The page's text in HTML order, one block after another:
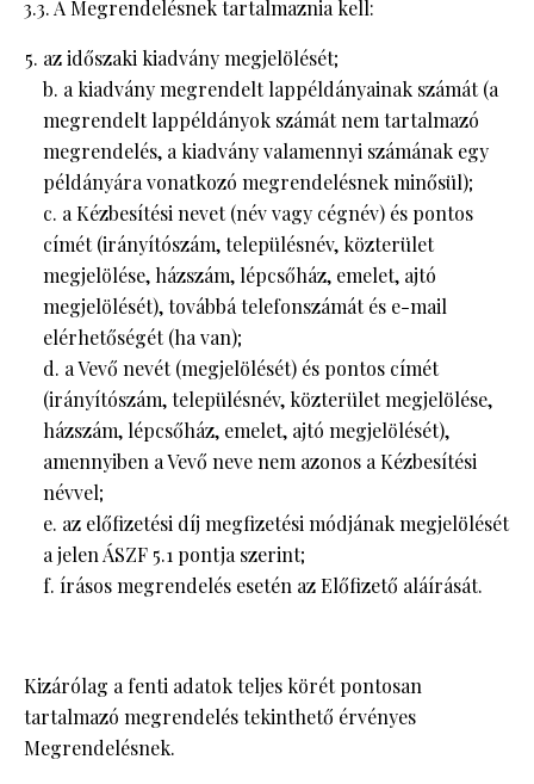
3.3. A Megrendelésnek tartalmaznia kell:
az időszaki kiadvány megjelölését;
b. a kiadvány megrendelt lappéldányainak számát (a
megrendelt lappéldányok számát nem tartalmazó
megrendelés, a kiadvány valamennyi számának egy
példányára vonatkozó megrendelésnek minősül);
c. a Kézbesítési nevet (név vagy cégnév) és pontos
címét (irányítószám, településnév, közterület
megjelölése, házszám, lépcsőház, emelet, ajtó
megjelölését), továbbá telefonszámát és e-mail
elérhetőségét (ha van);
d. a Vevő nevét (megjelölését) és pontos címét
(irányítószám, településnév, közterület megjelölése,
házszám, lépcsőház, emelet, ajtó megjelölését),
amennyiben a Vevő neve nem azonos a Kézbesítési
névvel;
e. az előfizetési díj megfizetési módjának megjelölését
a jelen ÁSZF 5.1 pontja szerint;
f. írásos megrendelés esetén az Előfizető aláírását.
Kizárólag a fenti adatok teljes körét pontosan
tartalmazó megrendelés tekinthető érvényes
Megrendelésnek.